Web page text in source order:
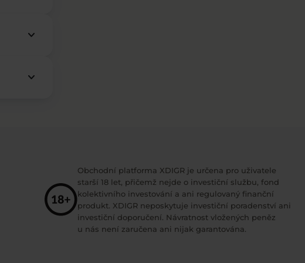
keyboard_arrow_down
keyboard_arrow_down
Obchodní platforma XDIGR je určena pro uživatele
starší 18 let, přičemž nejde o investiční službu, fond
kolektivního investování a ani regulovaný finanční
produkt. XDIGR neposkytuje investiční poradenství ani
investiční doporučení. Návratnost vložených peněz
u nás není zaručena ani nijak garantována.